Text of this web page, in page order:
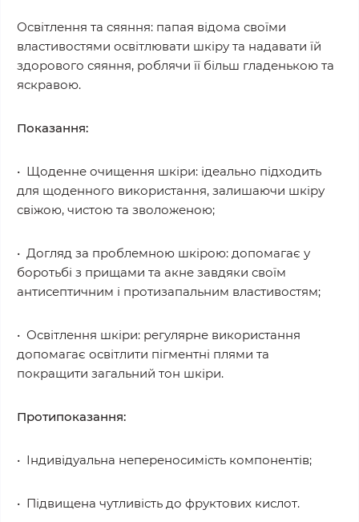
Освітлення та сяяння: папая відома своїми
властивостями освітлювати шкіру та надавати їй
здорового сяяння, роблячи її більш гладенькою та
яскравою.
Показання:
• Щоденне очищення шкіри: ідеально підходить
для щоденного використання, залишаючи шкіру
свіжою, чистою та зволоженою;
• Догляд за проблемною шкірою: допомагає у
боротьбі з прищами та акне завдяки своїм
антисептичним і протизапальним властивостям;
• Освітлення шкіри: регулярне використання
допомагає освітлити пігментні плями та
покращити загальний тон шкіри.
Протипоказання:
• Індивідуальна непереносимість компонентів;
• Підвищена чутливість до фруктових кислот.